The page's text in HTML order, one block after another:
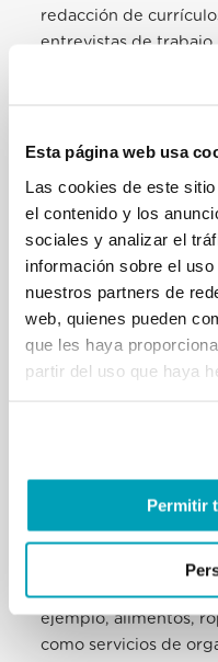
Esta página web usa
Las cookies de este
el contenido y los
sociales y analizar el
información sobre el
nuestros partners de
web, quienes pueden
que les haya
partir del uso que haya
Permitir
redacción de
entrevistas de
reafirmar su dignidad
más duraderas y
En Bangladesh,
personas, en su gran
grupo étnico Garo,
116 empresarios
Los Garo, que habían
trabajadores por
Bangladesh organizó
del período de
pandemia. Se
puestos presentaron
materiales locales y
ejemplo, alimentos,
como servicios de